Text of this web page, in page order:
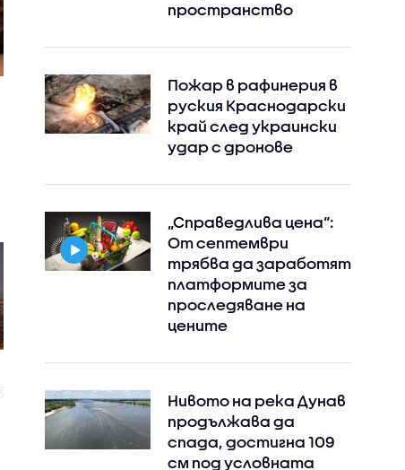
пространство
Пожар в рафинерия в
руския Краснодарски
край след украински
удар с дронове
„Справедлива цена“:
От септември
трябва да заработят
платформите за
проследяване на
цените
Нивото на река Дунав
продължава да
спада, достигна 109
см под условната